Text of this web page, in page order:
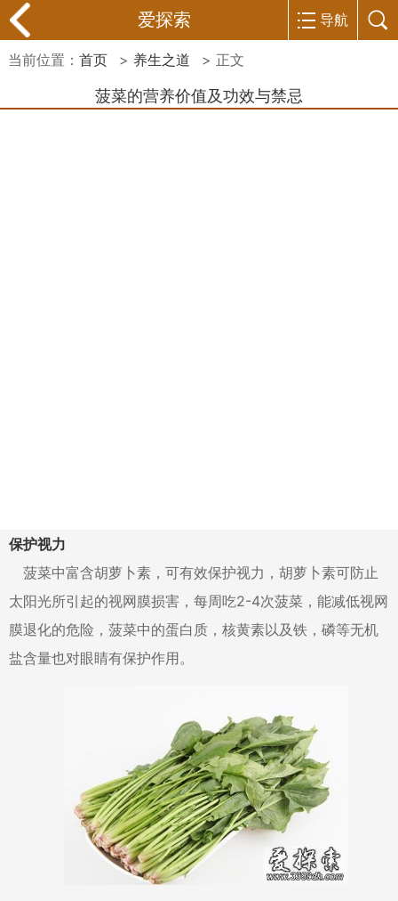
爱探索 导航
当前位置： 首页 > 养生之道 > 正文
菠菜的营养价值及功效与禁忌
保护视力
菠菜中富含胡萝卜素，可有效保护视力，胡萝卜素可防止
太阳光所引起的视网膜损害，每周吃2-4次菠菜，能减低视网
膜退化的危险，菠菜中的蛋白质，核黄素以及铁，磷等无机
盐含量也对眼睛有保护作用。